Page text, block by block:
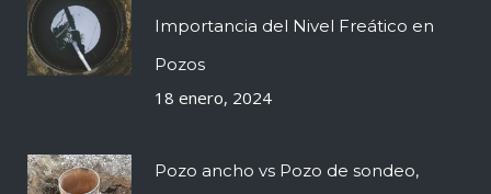
Importancia del Nivel Freático en
Pozos
18 enero, 2024
Pozo ancho vs Pozo de sondeo,